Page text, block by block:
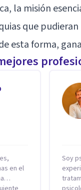
la misión
que
esta forma,
en el
Soy